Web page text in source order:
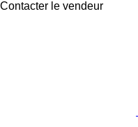
Contacter le vendeur